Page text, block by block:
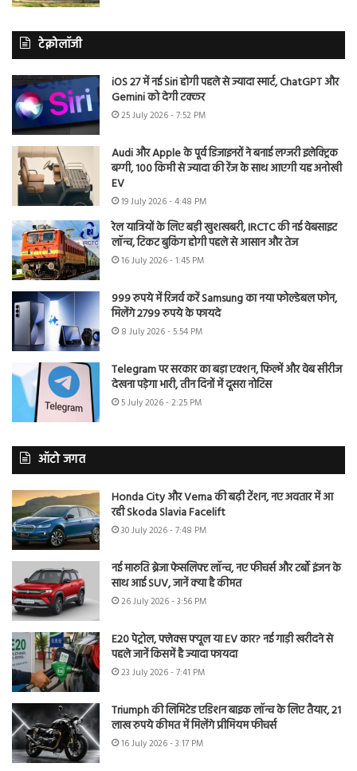
टेक्नोलॉजी
iOS 27 में नई Siri होगी पहले से ज्यादा स्मार्ट, ChatGPT और
Gemini को देगी टक्कर
25 July 2026 - 7:52 PM
Audi और Apple के पूर्व डिजाइनरों ने बनाई लग्जरी इलेक्ट्रिक
बग्गी, 100 किमी से ज्यादा की रेंज के साथ आएगी यह अनोखी
EV
19 July 2026 - 4:48 PM
रेल यात्रियों के लिए बड़ी खुशखबरी, IRCTC की नई वेबसाइट
लॉन्च, टिकट बुकिंग होगी पहले से आसान और तेज
16 July 2026 - 1:45 PM
999 रुपये में रिजर्व करें Samsung का नया फोल्डेबल फोन,
मिलेंगे 2799 रुपये के फायदे
8 July 2026 - 5:54 PM
Telegram पर सरकार का बड़ा एक्शन, फिल्में और वेब सीरीज
देखना पड़ेगा भारी, तीन दिनों में दूसरा नोटिस
5 July 2026 - 2:25 PM
ऑटो जगत
Honda City और Verna की बढ़ी टेंशन, नए अवतार में आ
रही Skoda Slavia Facelift
30 July 2026 - 7:48 PM
नई मारुति ब्रेजा फेसलिफ्ट लॉन्च, नए फीचर्स और टर्बो इंजन के
साथ आई SUV, जानें क्या है कीमत
26 July 2026 - 3:56 PM
E20 पेट्रोल, फ्लेक्स फ्यूल या EV कार? नई गाड़ी खरीदने से
पहले जानें किसमें है ज्यादा फायदा
23 July 2026 - 7:41 PM
Triumph की लिमिटेड एडिशन बाइक लॉन्च के लिए तैयार, 21
लाख रुपये कीमत में मिलेंगे प्रीमियम फीचर्स
16 July 2026 - 3:17 PM